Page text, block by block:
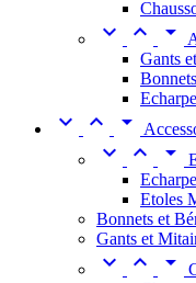
  
Gants
  
  
Etoles
Bonnets et
Gants et
  